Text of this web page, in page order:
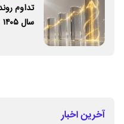
تداوم
سال ۱۴۰۵
آخرین اخبار